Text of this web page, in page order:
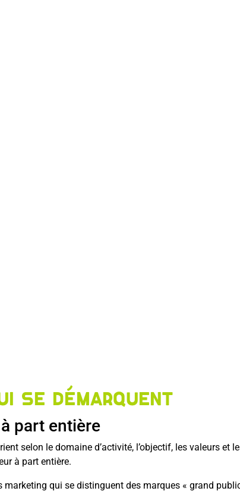
se démarquent
part entière
selon le domaine d’activité, l’objectif, les valeurs et
à part entière.
qui se distinguent des marques « grand